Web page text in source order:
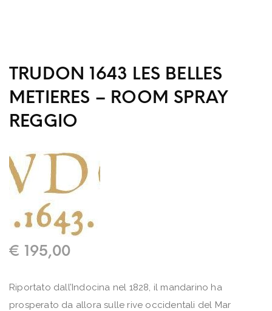
TRUDON 1643 LES BELLES
METIERES – ROOM SPRAY
REGGIO
€ 195,00
Riportato dall’Indocina nel 1828, il mandarino ha
prosperato da allora sulle rive occidentali del Mar